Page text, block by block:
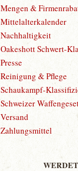
Mengen &
Mittelalterkalender
Nachhaltigkeit
Oakeshott Schwert-
Presse
Reinigung & Pflege
Schaukampf-
Schweizer
Versand
Zahlungsmittel